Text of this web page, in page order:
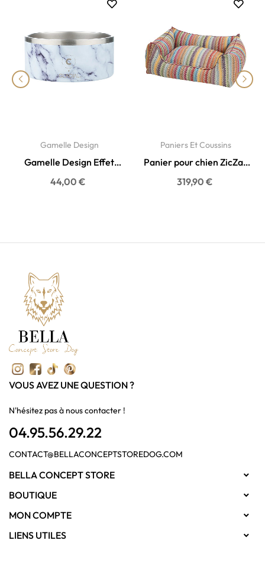
Gamelle Design
Gamelle Design Effet
Marbre de Carrare &
Inox...
44,00 €
Paniers Et Coussins
Panier pour chien ZicZac
– Confort apaisant...
319,90 €
VOUS AVEZ UNE QUESTION ?
N'hésitez pas à nous contacter !
04.95.56.29.22
CONTACT@BELLACONCEPTSTOREDOG.COM
BELLA CONCEPT STORE 
BOUTIQUE 
MON COMPTE 
LIENS UTILES 